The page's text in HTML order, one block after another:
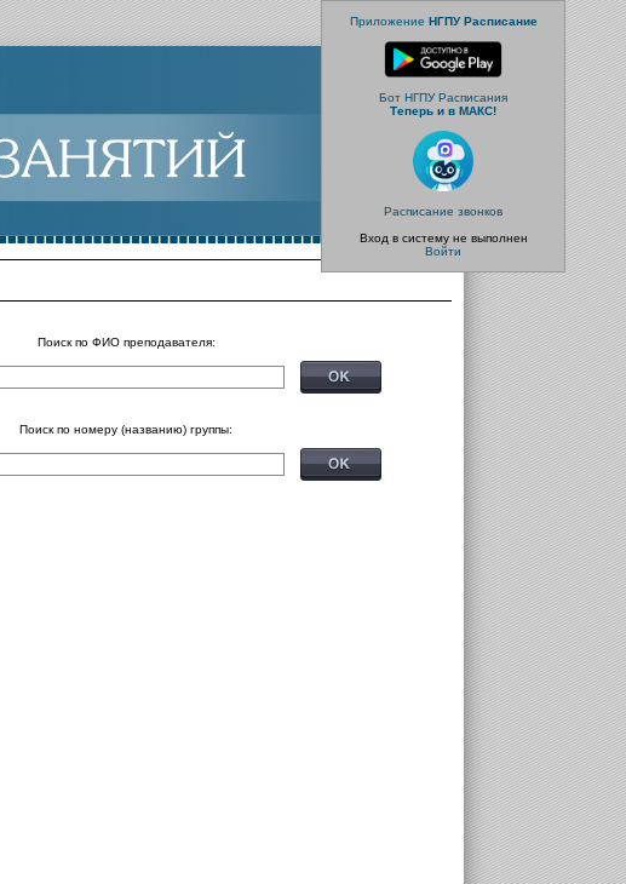
Приложение НГПУ Расписание
Бот НГПУ Расписания
Теперь и в МАКС!
Расписание звонков
Вход в систему не выполнен
Войти
Поиск по ФИО преподавателя:
Поиск по номеру (названию) группы: